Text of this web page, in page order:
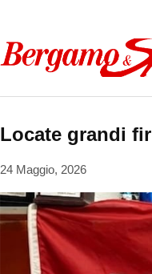
Locate grandi
24 Maggio, 2026